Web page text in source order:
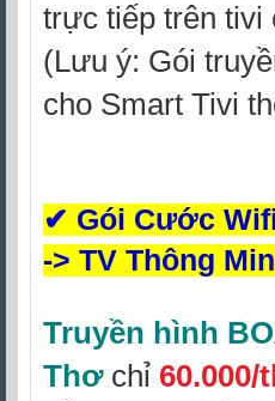
trực tiếp trên tivi
(Lưu ý: Gói
cho Smart Tivi
✔ Gói Cước
-> TV Thông
Truyền hình
Thơchỉ 60.000/